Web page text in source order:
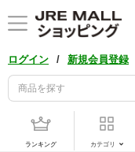
ログイン / 新規会員登録
ランキング カテゴリ